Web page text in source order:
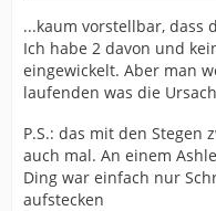
...kaum vorstellbar, dass
Ich habe 2 davon und
eingewickelt. Aber man
laufenden was die
P.S.: das mit den Stegen
auch mal. An einem
Ding war einfach nur
aufstecken